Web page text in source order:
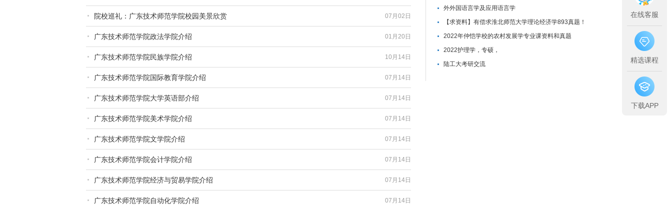
07月02日
院校巡礼：广东技术师范学院校园美景欣赏
01月20日
广东技术师范学院政法学院介绍
10月14日
广东技术师范学院民族学院介绍
07月14日
广东技术师范学院国际教育学院介绍
07月14日
广东技术师范学院大学英语部介绍
07月14日
广东技术师范学院美术学院介绍
07月14日
广东技术师范学院文学院介绍
07月14日
广东技术师范学院会计学院介绍
07月14日
广东技术师范学院经济与贸易学院介绍
07月14日
广东技术师范学院自动化学院介绍
外外国语言学及应用语言学
【求资料】有偿求淮北师范大学理论经济学893真题！
2022年仲恺学校的农村发展学专业课资料和真题
2022护理学，专硕，
陆工大考研交流
在线客服
精选课程
下载APP